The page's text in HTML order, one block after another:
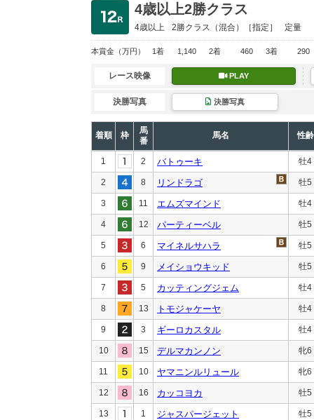
4歳以上2勝クラス
4歳以上 2勝クラス （混合）［指定］ 定量
本賞金 （万円） 1着 1,140 2着 460 3着 290
レース映像 PLAY
決勝写真 決勝写真
着順 枠
馬
番
馬名 性齢
1 2 バトゥーキ 牡4
2 8 リンドラゴ 牡5
3 11 エムズマインド 牡4
4 12 パーティーベル 牡5
5 6 マイネルサハラ 牡5
6 9 メイショウキッド 牡5
7 5 カッティングジェム 牡4
8 13 トモジャケーヤ 牡4
9 3 ギーロカスタル 牡4
10 15 デルマカンノン 牝6
11 10 ヤマニンルリュール 牝6
12 16 カッコヨカ 牡5
13 1 ジャスパージェット 牡5